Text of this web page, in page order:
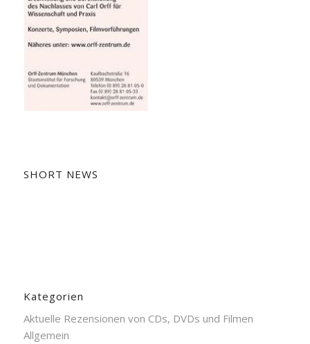
SHORT NEWS
Kategorien
Aktuelle Rezensionen von CDs, DVDs und Filmen
Allgemein